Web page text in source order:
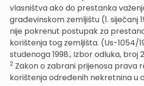
vlasništva ako do prestanka
građevinskom zemljištu (1. siječanj
nije pokrenut postupak za
korištenja tog zemljišta. (Us-1054/
studenoga 1998., Izbor odluka, broj
2 Zakon o zabrani prijenosa prava
korištenja određenih nekretnina u